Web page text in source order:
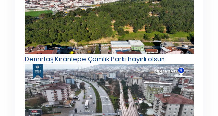
Demirtaş Kırantepe Çamlık Parkı hayırlı olsun